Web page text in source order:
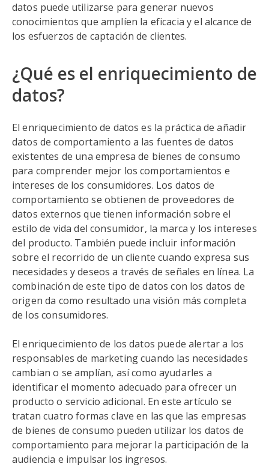
datos puede utilizarse para generar nuevos
conocimientos que amplíen la eficacia y el alcance de
los esfuerzos de captación de clientes.
¿Qué es el enriquecimiento de
datos?
El enriquecimiento de datos es la práctica de añadir
datos de comportamiento a las fuentes de datos
existentes de una empresa de bienes de consumo
para comprender mejor los comportamientos e
intereses de los consumidores. Los datos de
comportamiento se obtienen de proveedores de
datos externos que tienen información sobre el
estilo de vida del consumidor, la marca y los intereses
del producto. También puede incluir información
sobre el recorrido de un cliente cuando expresa sus
necesidades y deseos a través de señales en línea. La
combinación de este tipo de datos con los datos de
origen da como resultado una visión más completa
de los consumidores.
El enriquecimiento de los datos puede alertar a los
responsables de marketing cuando las necesidades
cambian o se amplían, así como ayudarles a
identificar el momento adecuado para ofrecer un
producto o servicio adicional. En este artículo se
tratan cuatro formas clave en las que las empresas
de bienes de consumo pueden utilizar los datos de
comportamiento para mejorar la participación de la
audiencia e impulsar los ingresos.